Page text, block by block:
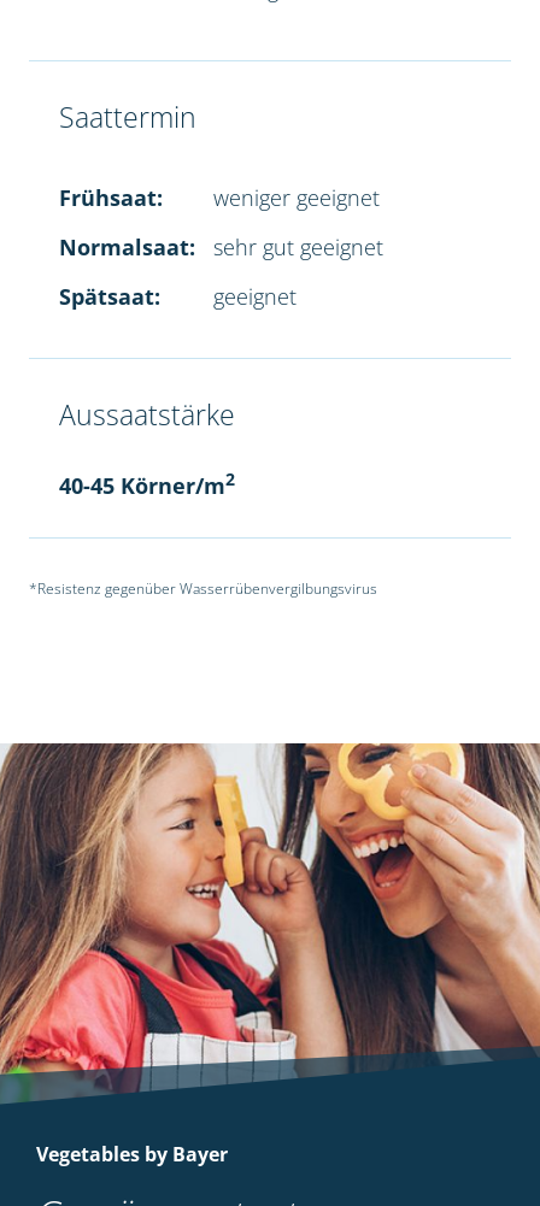
Saattermin
Frühsaat:
weniger geeignet
Normalsaat:
sehr gut geeignet
Spätsaat:
geeignet
Aussaatstärke
40-45 Körner/m2
*Resistenz gegenüber Wasserrübenvergilbungsvirus
Vegetables by Bayer